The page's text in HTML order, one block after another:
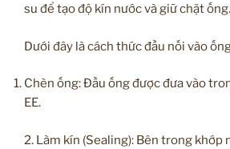
su để tạo độ kín nước và giữ chặt ống.
Dưới đây là cách thức đầu nối vào
Chèn ống: Đầu ống được đưa vào
EE.
2. Làm kín (Sealing): Bên trong khớp